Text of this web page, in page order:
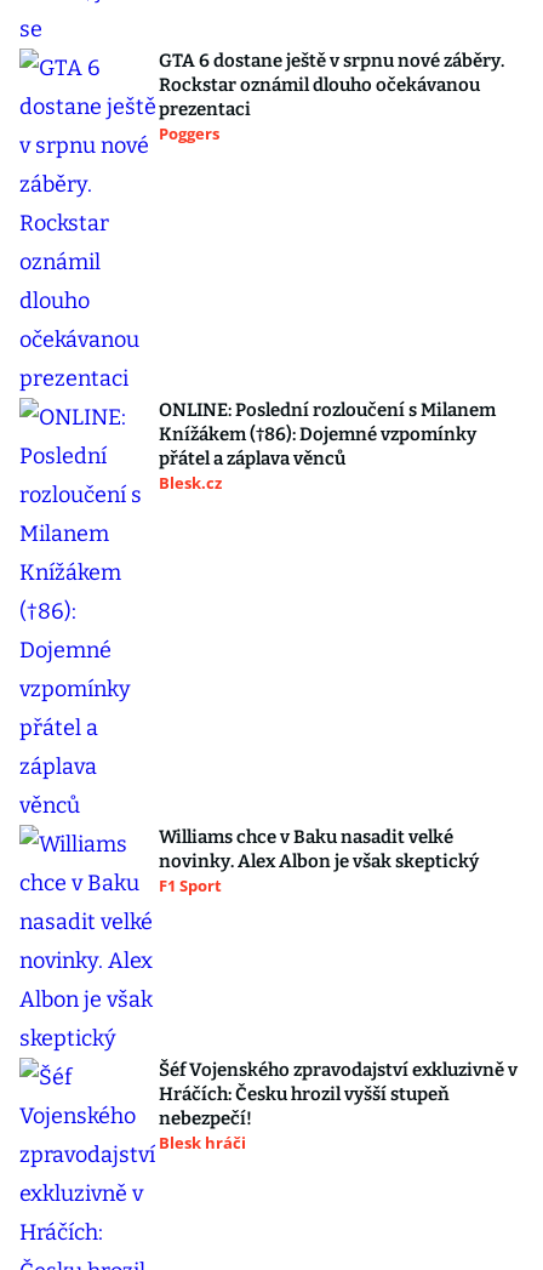
GTA 6 dostane ještě v srpnu nové záběry.
Rockstar oznámil dlouho očekávanou
prezentaci
Poggers
ONLINE: Poslední rozloučení s Milanem
Knížákem (†86): Dojemné vzpomínky
přátel a záplava věnců
Blesk.cz
Williams chce v Baku nasadit velké
novinky. Alex Albon je však skeptický
F1 Sport
Šéf Vojenského zpravodajství exkluzivně v
Hráčích: Česku hrozil vyšší stupeň
nebezpečí!
Blesk hráči